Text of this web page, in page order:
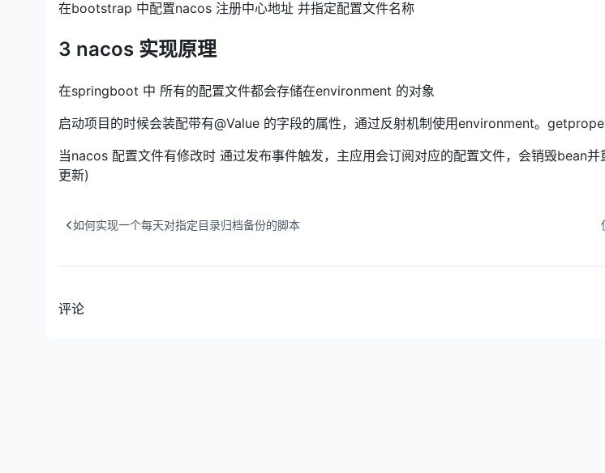
在bootstrap 中配置nacos 注册中心地址 并指定配置文件名称
3 nacos 实现原理
在springboot 中 所有的配置文件都会存储在environment 的对象
启动项目的时候会装配带有@Value 的字段的属性，通过反射机制使用environment。
当nacos 配置文件有修改时 通过发布事件触发，主应用会订阅对应的配置文件，会销毁bean
更新)
如何实现一个每天对指定目录归档备份的脚本
评论